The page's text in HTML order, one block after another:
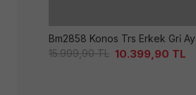
Bm2858 Konos Trs Erkek Gri̇
15.999,90TL 10.399,90 TL